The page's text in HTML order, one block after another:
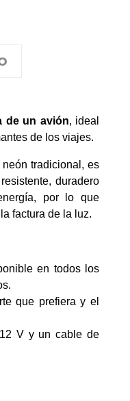
de un avión, ideal
de los viajes.
tradicional, es
duradero
por lo que
factura de la luz.
en todos los
que prefiera y el
V y un cable de